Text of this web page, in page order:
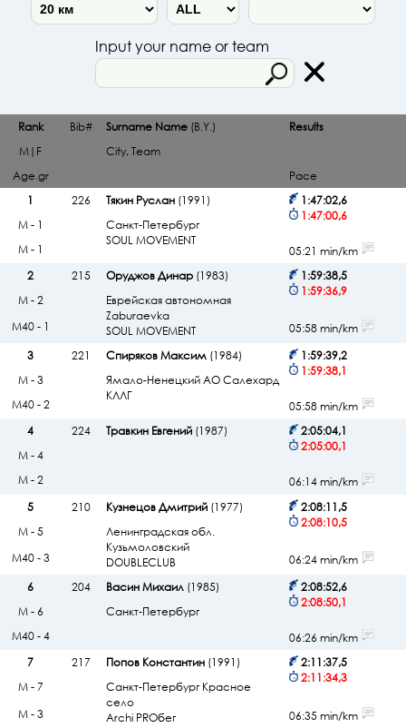
Input your name or team
Rank Bib# Surname Name(B.Y.)
City, Team
Results
M|F
Age.gr
Pace
1
226 Тякин Руслан(1991)
Санкт-Петербург
SOUL MOVEMENT
1:47:02,6
1:47:00,6
М - 1
М - 1
05:21 min/km
2
215 Оруджов Динар(1983)
Еврейская автономная
Zaburaevka
SOUL MOVEMENT
1:59:38,5
1:59:36,9
М - 2
М40 - 1
05:58 min/km
3
221 Спиряков Максим(1984)
Ямало-Ненецкий АО Салехард
КЛЛГ
1:59:39,2
1:59:38,1
М - 3
М40 - 2
05:58 min/km
4
224 Травкин Евгений(1987)
2:05:04,1
2:05:00,1
М - 4
М - 2
06:14 min/km
5
210 Кузнецов Дмитрий(1977)
Ленинградская обл.
Кузьмоловский
DOUBLECLUB
2:08:11,5
2:08:10,5
М - 5
М40 - 3
06:24 min/km
6
204 Васин Михаил(1985)
Санкт-Петербург
2:08:52,6
2:08:50,1
М - 6
М40 - 4
06:26 min/km
7
217 Попов Константин(1991)
Санкт-Петербург Красное
село
Archi PROбег
2:11:37,5
2:11:34,3
М - 7
М - 3
06:35 min/km